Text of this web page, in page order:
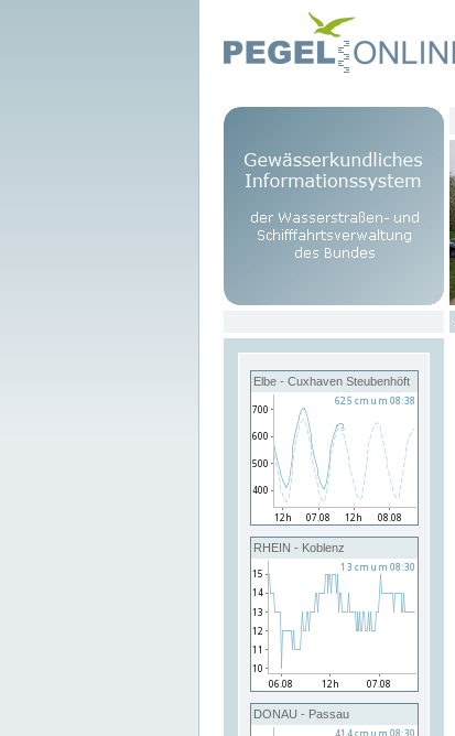
Elbe - Cuxhaven Steubenhöft
RHEIN - Koblenz
DONAU - Passau